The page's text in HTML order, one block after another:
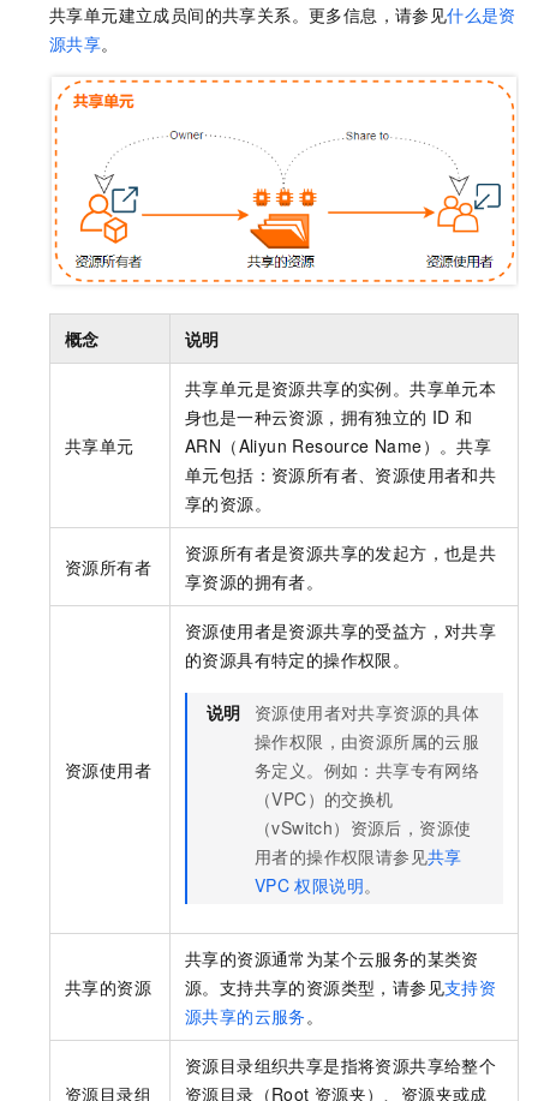
共享单元建立成员间的共享关系。更多信息，请参见什么是资
源共享。
概念 说明
共享单元
共享单元是资源共享的实例。共享单元本
身也是一种云资源，拥有独立的 ID 和
ARN（Aliyun Resource Name）。共享
单元包括：资源所有者、资源使用者和共
享的资源。
资源所有者
资源所有者是资源共享的发起方，也是共
享资源的拥有者。
资源使用者
资源使用者是资源共享的受益方，对共享
的资源具有特定的操作权限。
说明
资源使用者对共享资源的具体
操作权限，由资源所属的云服
务定义。例如：共享专有网络
（VPC）的交换机
（vSwitch）资源后，资源使
用者的操作权限请参见共享
VPC 权限说明。
共享的资源
共享的资源通常为某个云服务的某类资
源。支持共享的资源类型，请参见支持资
源共享的云服务。
资源目录组
资源目录组织共享是指将资源共享给整个
资源目录（Root 资源夹）、资源夹或成